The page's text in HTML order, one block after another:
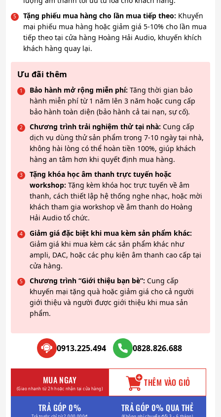
Tặng phiếu mua hàng cho lần mua tiếp theo: Khuyến
mại phiếu mua hàng hoặc giảm giá 5-10% cho lần mua
tiếp theo tại cửa hàng Hoàng Hải Audio, khuyến khích
khách hàng quay lại.
Ưu đãi thêm
Bảo hành mở rộng miễn phí: Tăng thời gian bảo
hành miễn phí từ 1 năm lên 3 năm hoặc cung cấp
bảo hành toàn diện (bảo hành cả tai nạn, sự cố).
Chương trình trải nghiệm thử tại nhà: Cung cấp
dịch vụ dùng thử sản phẩm trong 7-10 ngày tại nhà,
không hài lòng có thể hoàn tiền 100%, giúp khách
hàng an tâm hơn khi quyết định mua hàng.
Tặng khóa học âm thanh trực tuyến hoặc
workshop: Tặng kèm khóa học trực tuyến về âm
thanh, cách thiết lập hệ thống nghe nhạc, hoặc mời
khách tham gia workshop về âm thanh do Hoàng
Hải Audio tổ chức.
Giảm giá đặc biệt khi mua kèm sản phẩm khác:
Giảm giá khi mua kèm các sản phẩm khác như
ampli, DAC, hoặc các phụ kiện âm thanh cao cấp tại
cửa hàng.
Chương trình “Giới thiệu bạn bè”: Cung cấp
khuyến mại tặng quà hoặc giảm giá cho cả người
giới thiệu và người được giới thiệu khi mua sản
phẩm.
0913.225.494 0828.826.688
MUA NGAY
(Giao nhanh từ 2h hoặc nhận tại cửa hàng) THÊM VÀO GIỎ
TRẢ GÓP 0% TRẢ GÓP 0% QUA THẺ